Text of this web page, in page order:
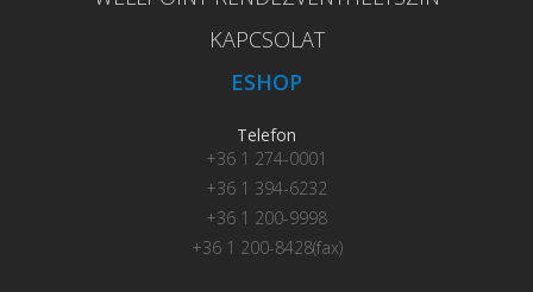
KAPCSOLAT
ESHOP
Telefon
+36 1 274-0001
+36 1 394-6232
+36 1 200-9998
+36 1 200-8428(fax)